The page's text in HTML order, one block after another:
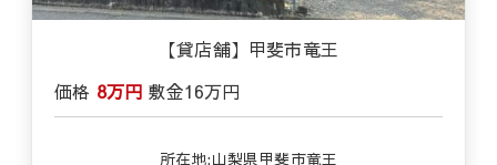
【貸店舗】甲斐市竜王
価格 8万円 敷金16万円
所在地:山梨県甲斐市竜王